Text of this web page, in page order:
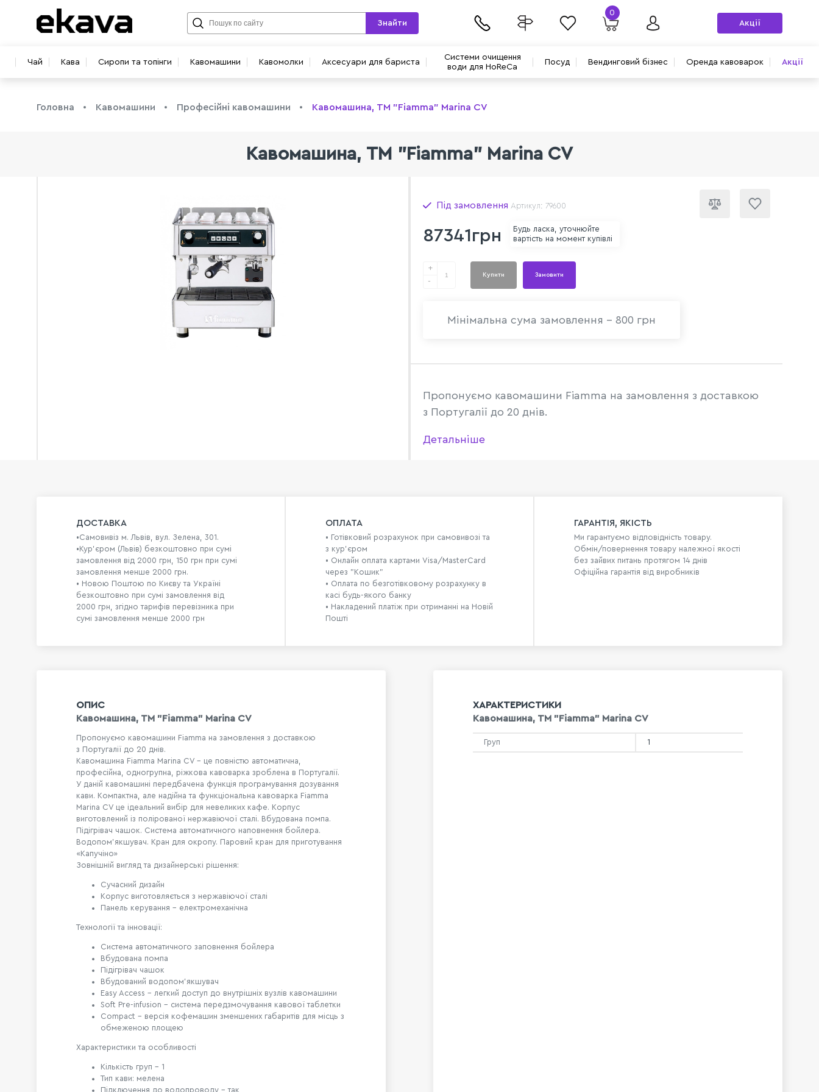
Чай Кава Сиропи та топінги Кавомашини Кавомолки Аксесуари для бариста
Системи очищення
води для HoReCa
Посуд Вендинговий бізнес Оренда кавоварок Акції
Знайти
0
Акції
Головна Кавомашини Професійні кавомашини Кавомашина, TM "Fiamma" Marina CV
Кавомашина, TM "Fiamma" Marina CV
Під замовлення Артикул: 79600
87341грн
Будь ласка, уточнюйте
вартість на момент купівлі
+
-
Купити Замовити
Мінімальна сума замовлення - 800 грн
Пропонуємо кавомашини Fiamma на замовлення з доставкою
з Португалії до 20 днів.
Детальніше
ДОСТАВКА
•Самовивіз м. Львів, вул. Зелена, 301.
•Кур'єром (Львів) безкоштовно при сумі
замовлення від 2000 грн, 150 грн при сумі
замовлення менше 2000 грн.
• Новою Поштою по Києву та Україні
безкоштовно при сумі замовлення від
2000 грн, згідно тарифів перевізника при
сумі замовлення менше 2000 грн
ОПЛАТА
• Готівковий розрахунок при самовивозі та
з кур’єром
• Онлайн оплата картами Visa/MasterCard
через "Кошик"
• Оплата по безготівковому розрахунку в
касі будь-якого банку
• Накладений платіж при отриманні на Новій
Пошті
ГАРАНТІЯ, ЯКІСТЬ
Ми гарантуємо відповідність товару.
Обмін/повернення товару належної якості
без зайвих питань протягом 14 днів
Офіційна гарантія від виробників
ОПИС
Кавомашина, TM "Fiamma" Marina CV
Пропонуємо кавомашини Fiamma на замовлення з доставкою
з Португалії до 20 днів.
Кавомашина Fiamma Marina CV - це повністю автоматична,
професійна, одногрупна, ріжкова кавоварка зроблена в Португалії.
У даній кавомашині передбачена функція програмування дозування
кави. Компактна, але надійна та функціональна кавоварка Fiamma
Marina CV це ідеальний вибір для невеликих кафе. Корпус
виготовлений із полірованої нержавіючої сталі. Вбудована помпа.
Підігрівач чашок. Система автоматичного наповнення бойлера.
Водопом'якшувач. Кран для окропу. Паровий кран для приготування
«Капучіно»
Зовнішній вигляд та дизайнерські рішення:
Сучасний дизайн
Корпус виготовляється з нержавіючої сталі
Панель керування - електромеханічна
Технології та інновації:
Система автоматичного заповнення бойлера
Вбудована помпа
Підігрівач чашок
Вбудований водопом'якшувач
Easy Access – легкий доступ до внутрішніх вузлів кавомашини
Soft Pre-infusion – система передзмочування кавової таблетки
Compact – версія кофемашин зменшених габаритів для місць з
обмеженою площею
Характеристики та особливості
Кількість груп – 1
Тип кави: мелена
Підключення до водопроводу – так
ХАРАКТЕРИСТИКИ
Кавомашина, TM "Fiamma" Marina CV
Груп 1